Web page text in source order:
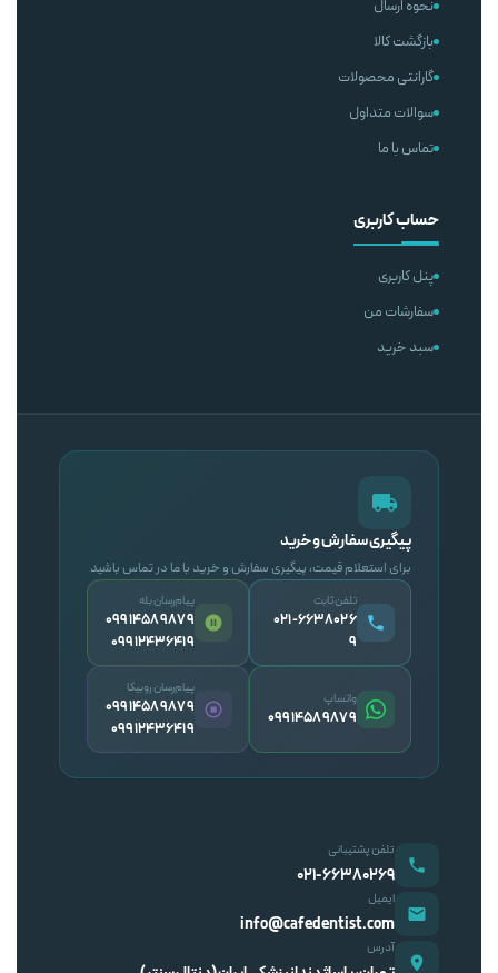
نحوه ارسال
بازگشت کالا
گارانتی محصولات
سوالات متداول
تماس با ما
حساب کاربری
پنل کاربری
سفارشات من
سبد خرید
پیگیری سفارش و خرید
برای استعلام قیمت، پیگیری سفارش و خرید با ما در تماس باشید
تلفن ثابت
۰۲۱-۶۶۳۸۰۲۶
۹
پیام‌رسان بله
09914589879
09912436419
واتساپ
09914589879
پیام‌رسان روبیکا
09914589879
09912436419
تلفن پشتیبانی
۰۲۱-۶۶۳۸۰۲۶۹
ایمیل
info@cafedentist.com
آدرس